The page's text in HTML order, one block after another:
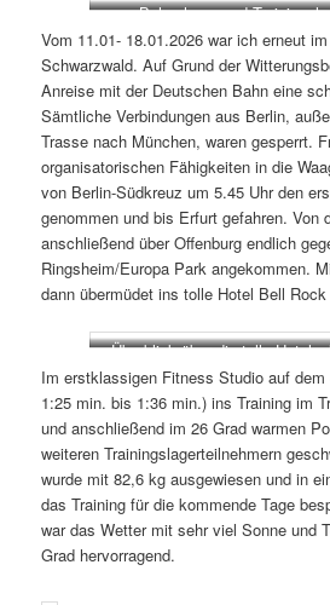
Bahnchaos und
Vom 11.01- 18.01.2026 war ich erneut
Schwarzwald. Auf Grund der
Anreise mit der Deutschen Bahn eine
Sämtliche Verbindungen aus Berlin,
Trasse nach München, waren gesperrt.
organisatorischen Fähigkeiten in die
von Berlin-Südkreuz um 5.45 Uhr den
genommen und bis Erfurt gefahren. Von
anschließend über Offenburg endlich
Ringsheim/Europa Park angekommen.
dann übermüdet ins tolle Hotel Bell
Überblick über die tolle
Im erstklassigen Fitness Studio auf
1:25 min. bis 1:36 min.) ins Training im
und anschließend im 26 Grad warmen
weiteren Trainingslagerteilnehmern
wurde mit 82,6 kg ausgewiesen und in
das Training für die kommende Tage
war das Wetter mit sehr viel Sonne und
Grad hervorragend.